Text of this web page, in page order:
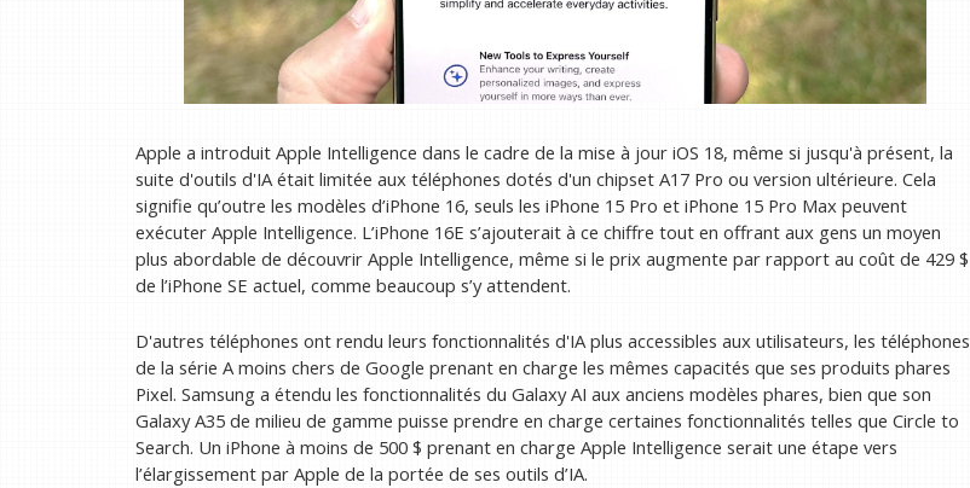
Apple a introduit Apple Intelligence dans le cadre de la mise à jour iOS 18, même si jusqu'à présent, la
suite d'outils d'IA était limitée aux téléphones dotés d'un chipset A17 Pro ou version ultérieure. Cela
signifie qu’outre les modèles d’iPhone 16, seuls les iPhone 15 Pro et iPhone 15 Pro Max peuvent
exécuter Apple Intelligence. L’iPhone 16E s’ajouterait à ce chiffre tout en offrant aux gens un moyen
plus abordable de découvrir Apple Intelligence, même si le prix augmente par rapport au coût de 429 $
de l’iPhone SE actuel, comme beaucoup s’y attendent.
D'autres téléphones ont rendu leurs fonctionnalités d'IA plus accessibles aux utilisateurs, les téléphones
de la série A moins chers de Google prenant en charge les mêmes capacités que ses produits phares
Pixel. Samsung a étendu les fonctionnalités du Galaxy AI aux anciens modèles phares, bien que son
Galaxy A35 de milieu de gamme puisse prendre en charge certaines fonctionnalités telles que Circle to
Search. Un iPhone à moins de 500 $ prenant en charge Apple Intelligence serait une étape vers
l’élargissement par Apple de la portée de ses outils d’IA.